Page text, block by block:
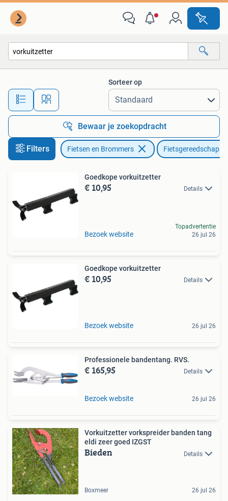
Alle afstanden…
Sorteer op
Bewaar je zoekopdracht
Filters Fietsen en Brommers Fietsgereedschap
Goedkope vorkuitzetter
€ 10,95 Details
Bezoek website
Topadvertentie
26 jul 26
Goedkope vorkuitzetter
€ 10,95 Details
Bezoek website 26 jul 26
Professionele bandentang. RVS.
€ 165,95 Details
Bezoek website 26 jul 26
Vorkuitzetter vorkspreider banden tang
eldi zeer goed IZGST
Bieden Details
Boxmeer 26 jul 26